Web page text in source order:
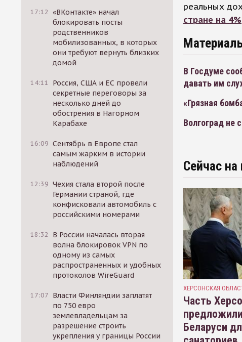
17:12 «ВКонтакте» начал
блокировать посты
родственников
мобилизованных, в которых
они требуют вернуть близких
домой
14:11
Россия, США и ЕС провели
секретные переговоры за
несколько дней до
обострения в Нагорном
Карабахе
16:09 Сентябрь в Европе стал
самым жарким в истории
наблюдений
12:39 Чехия стала второй после
Германии страной, где
конфисковали автомобиль с
российскими номерами
18:32
В России началась вторая
волна блокировок VPN по
одному из самых
распространенных и удобных
протоколов WireGuard
17:07 Власти Финляндии заплатят
по 750 евро
землевладельцам за
разрешение строить
укрепления у границы России
реальных
стране на 4%
В Госдуме
давать им
«Грязная
Волгоград не
Сейчас на
ХЕРСОНСКАЯ
Часть
Беларуси